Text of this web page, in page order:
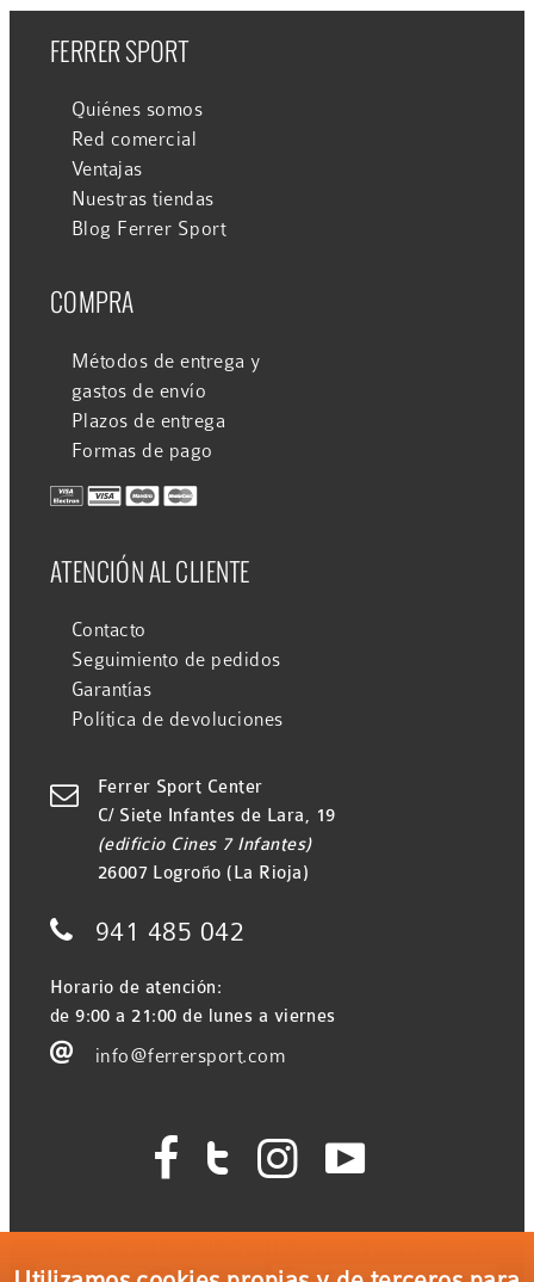
FERRER SPORT
Quiénes somos
Red comercial
Ventajas
Nuestras tiendas
Blog Ferrer Sport
COMPRA
Métodos de entrega y
gastos de envío
Plazos de entrega
Formas de pago
ATENCIÓN AL CLIENTE
Contacto
Seguimiento de pedidos
Garantías
Política de devoluciones

Ferrer Sport Center
C/ Siete Infantes de Lara, 19
(edificio Cines 7 Infantes)
26007 Logroño (La Rioja)
 941 485 042
Horario de atención:
de 9:00 a 21:00 de lunes a viernes
 info@ferrersport.com
   